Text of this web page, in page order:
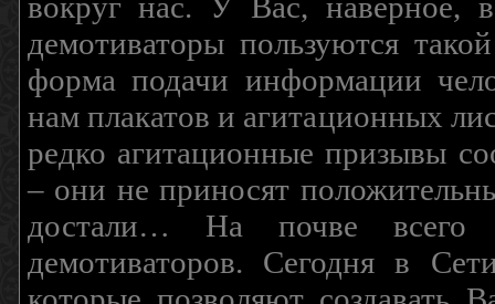
вокруг нас. У Вас, наверное,
демотиваторы пользуются
форма подачи информации
нам плакатов и агитационных
редко агитационные призывы
– они не приносят
достали… На почве всего
демотиваторов. Сегодня в